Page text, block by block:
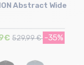
Abstract Wide
529,99 € -35%